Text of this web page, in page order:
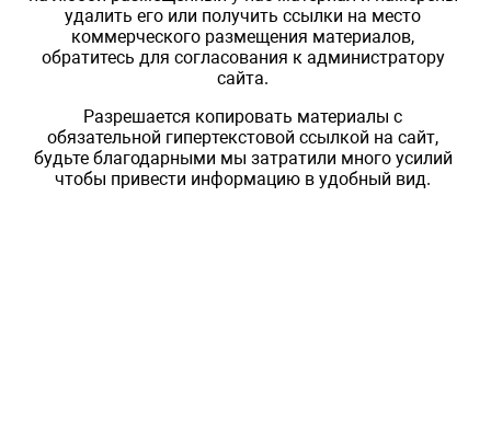
удалить его или получить ссылки на место
коммерческого размещения материалов,
обратитесь для согласования к администратору
сайта.
Разрешается копировать материалы с
обязательной гипертекстовой ссылкой на сайт,
будьте благодарными мы затратили много усилий
чтобы привести информацию в удобный вид.